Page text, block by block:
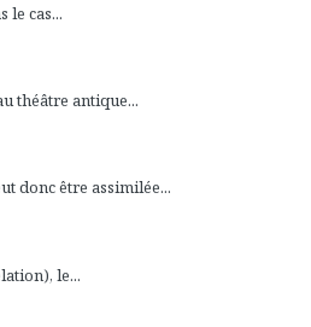
le cas...
théâtre antique...
donc être assimilée...
le...